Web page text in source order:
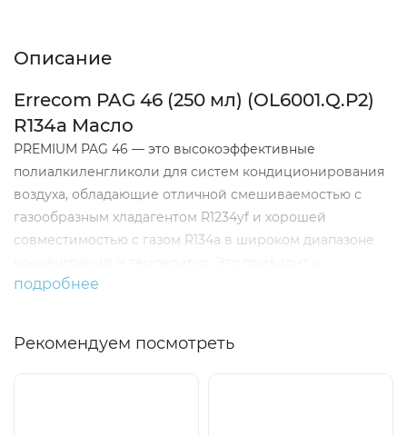
Описание
Errecom PAG 46 (250 мл) (OL6001.Q.P2)
R134a Масло
PREMIUM PAG 46 — это высокоэффективные
полиалкиленгликоли для систем кондиционирования
воздуха, обладающие отличной смешиваемостью с
газообразным хладагентом R1234yf и хорошей
совместимостью с газом R134a в широком диапазоне
превосходным смазочным свойствам и большей
сравнению с обычным PAG, используемым с другими
подробнее
Рекомендуем посмотреть